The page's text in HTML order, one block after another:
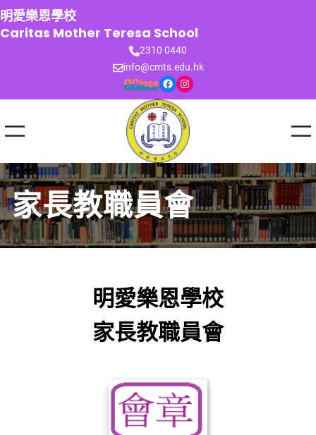
跳
至
主
明愛樂恩學校
Caritas Mother Teresa School
2310 0440
info@cmts.edu.hk
Facebook Instagram
家長教職員會
明愛樂恩學校
家長教職員會